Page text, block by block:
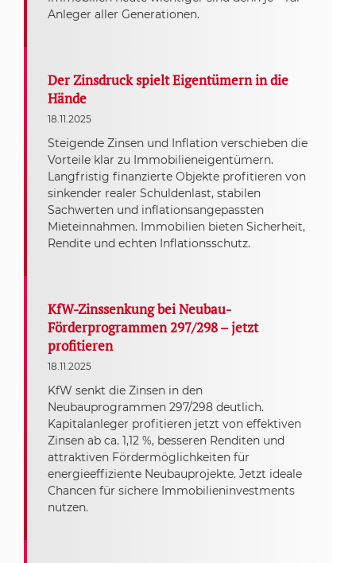
Anleger aller Generationen.
Der Zinsdruck spielt Eigentümern in die
Hände
18.11.2025
Steigende Zinsen und Inflation verschieben die
Vorteile klar zu Immobilieneigentümern.
Langfristig finanzierte Objekte profitieren von
sinkender realer Schuldenlast, stabilen
Sachwerten und inflationsangepassten
Mieteinnahmen. Immobilien bieten Sicherheit,
Rendite und echten Inflationsschutz.
KfW-Zinssenkung bei Neubau-
Förderprogrammen 297/298 – jetzt
profitieren
18.11.2025
KfW senkt die Zinsen in den
Neubauprogrammen 297/298 deutlich.
Kapitalanleger profitieren jetzt von effektiven
Zinsen ab ca. 1,12 %, besseren Renditen und
attraktiven Fördermöglichkeiten für
energieeffiziente Neubauprojekte. Jetzt ideale
Chancen für sichere Immobilieninvestments
nutzen.